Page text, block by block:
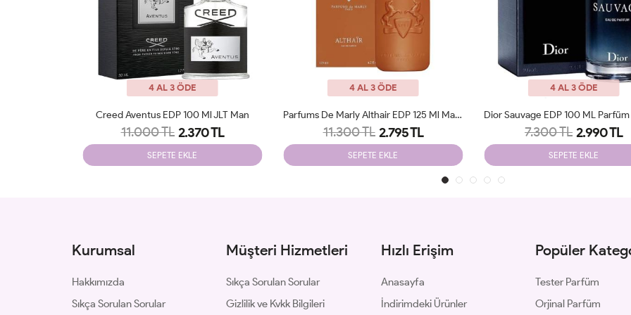
4 AL 3 ÖDE
11.300 TL 2.795 TL
SEPETE EKLE
4 AL 3 ÖDE
Dior Sauvage EDP 100 ML Parfüm Erkek JLT
7.300 TL 2.990 TL
SEPETE EKLE
4 AL 3 ÖDE
Gucci Intense Oud Edp 90 Ml
6.390 TL 2.350 TL
SEPETE EKLE
Kurumsal
Hakkımızda
Sıkça Sorulan Sorular
Müşteri Hizmetleri
Sıkça Sorulan Sorular
Gizlilik ve Kvkk Bilgileri
Hızlı Erişim
Anasayfa
İndirimdeki Ürünler
Popüler
Tester Parfüm
Orjinal Parfüm